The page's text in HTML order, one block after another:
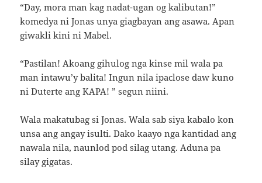
“Day, mora man kag nadat-ugan og kalibutan!”
komedya ni Jonas unya giagbayan ang asawa. Apan
giwakli kini ni Mabel.
“Pastilan! Akoang gihulog nga kinse mil wala pa
man intawu’y balita! Ingun nila ipaclose daw kuno
ni Duterte ang KAPA! ” segun niini.
Wala makatubag si Jonas. Wala sab siya kabalo kon
unsa ang angay isulti. Dako kaayo nga kantidad ang
nawala nila, naunlod pod silag utang. Aduna pa
silay gigatas.